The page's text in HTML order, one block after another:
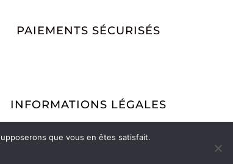
PAIEMENTS SÉCURISÉS
INFORMATIONS LÉGALES
Conditions Générales de Vente
Mentions légales
que vous en êtes satisfait.